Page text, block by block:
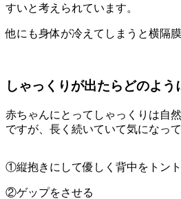
すいと考えられています。
他にも身体が冷えてしまうと横隔
しゃっくりが出たらどのよ
赤ちゃんにとってしゃっくりは自
ですが、長く続いていて気になっ
①縦抱きにして優しく背中をトン
②ゲップをさせる